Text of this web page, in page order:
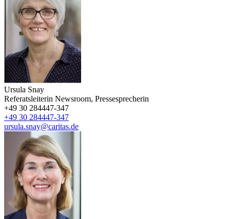
Ursula Snay
Referatsleiterin Newsroom, Pressesprecherin
+49 30 284447-347
+49 30 284447-347
ursula.snay@caritas.de